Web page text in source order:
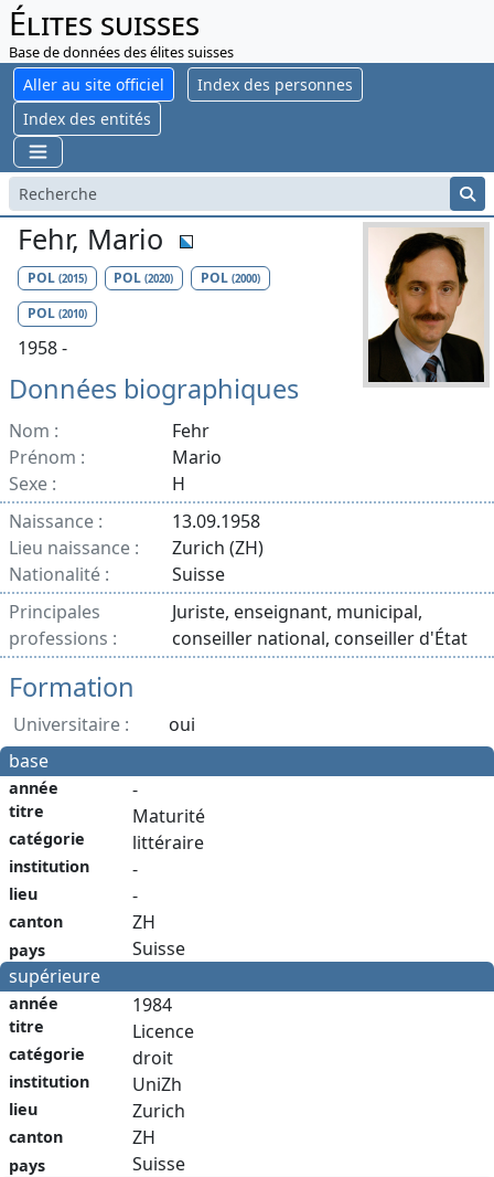
Élites suisses
Base de données des élites suisses
Aller au site officiel
Index des personnes
Index des entités
Fehr, Mario
POL (2015) POL(2020) POL (2000)
POL (2010)
1958 -
Données biographiques
Nom :
Fehr
Prénom :
Mario
Sexe :
H
Naissance :
13.09.1958
Lieu naissance :
Zurich (ZH)
Nationalité :
Suisse
Principales
professions :
Juriste, enseignant, municipal,
conseiller national, conseiller d'État
Formation
Universitaire :
oui
base
année
titre
catégorie
institution
lieu
canton
pays
-
Maturité
littéraire
-
-
ZH
Suisse
supérieure
année
titre
catégorie
institution
lieu
canton
pays
1984
Licence
droit
UniZh
Zurich
ZH
Suisse